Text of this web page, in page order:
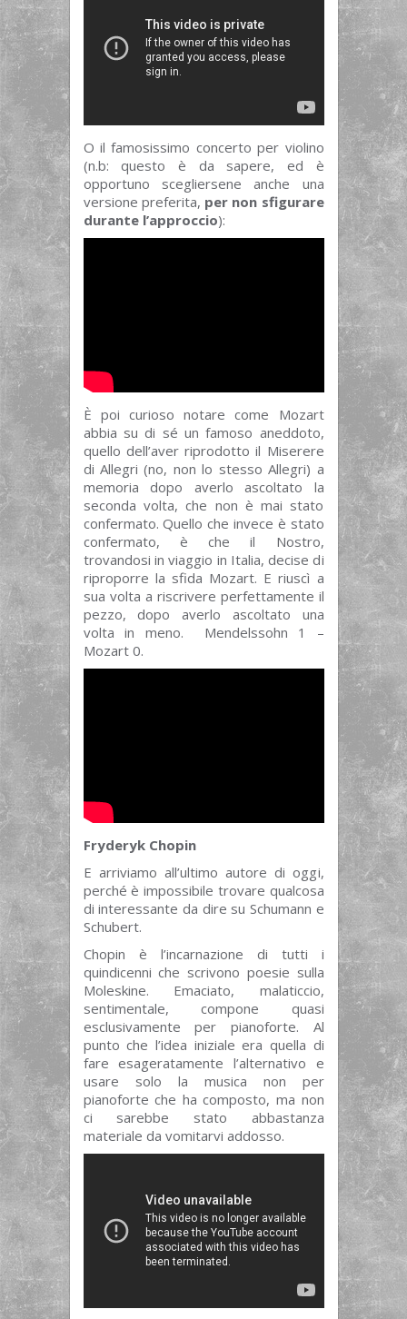
O il famosissimo concerto per violino
(n.b: questo è da sapere, ed è
opportuno scegliersene anche una
versione preferita, per non sfigurare
durante l’approccio):
È poi curioso notare come Mozart
abbia su di sé un famoso aneddoto,
quello dell’aver riprodotto il Miserere
di Allegri (no, non lo stesso Allegri) a
memoria dopo averlo ascoltato la
seconda volta, che non è mai stato
confermato. Quello che invece è stato
confermato, è che il Nostro,
trovandosi in viaggio in Italia, decise di
riproporre la sfida Mozart. E riuscì a
sua volta a riscrivere perfettamente il
pezzo, dopo averlo ascoltato una
volta in meno. Mendelssohn 1 –
Mozart 0.
Fryderyk Chopin
E arriviamo all’ultimo autore di oggi,
perché è impossibile trovare qualcosa
di interessante da dire su Schumann e
Schubert.
Chopin è l’incarnazione di tutti i
quindicenni che scrivono poesie sulla
Moleskine. Emaciato, malaticcio,
sentimentale, compone quasi
esclusivamente per pianoforte. Al
punto che l’idea iniziale era quella di
fare esageratamente l’alternativo e
usare solo la musica non per
pianoforte che ha composto, ma non
ci sarebbe stato abbastanza
materiale da vomitarvi addosso.